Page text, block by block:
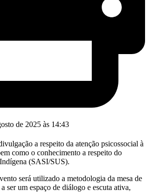
de 2025 às 14:43
a respeito da atenção psicossocial à
como o conhecimento a respeito do
(SASI/SUS).
será utilizado a metodologia da mesa de
ser um espaço de diálogo e escuta ativa,